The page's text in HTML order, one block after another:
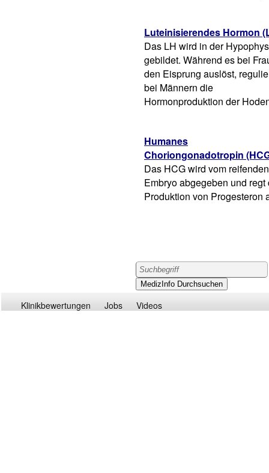
Luteinisierendes Hormon
Das LH wird in der
gebildet. Während es bei
den Eisprung auslöst,
bei Männern die
Hormonproduktion der
Humanes
Choriongonadotropin
Das HCG wird vom reifenden
Embryo abgegeben und regt
Produktion von Progesteron
Klinikbewertungen Jobs Videos